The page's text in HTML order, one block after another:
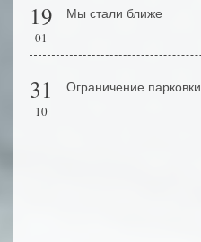
19
01
Мы стали ближе
31
10
Ограничение парковки